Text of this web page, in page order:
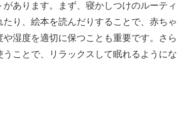
あります。まず、寝かしつけのルーティ
り、絵本を読んだりすることで、赤ちゃ
湿度を適切に保つことも重要です。さら
ことで、リラックスして眠れるようにな